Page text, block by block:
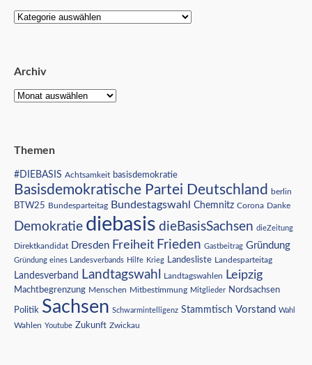
Archiv
Themen
#DIEBASIS Achtsamkeit basisdemokratie
Basisdemokratische Partei Deutschland berlin
BTW25 Bundesparteitag Bundestagswahl Chemnitz Corona Danke
Demokratie diebasis dieBasisSachsen dieZeitung
Direktkandidat Dresden Freiheit Frieden Gastbeitrag Gründung
Gründung eines Landesverbands Hilfe Krieg Landesliste Landesparteitag
Landesverband Landtagswahl Landtagswahlen Leipzig
Machtbegrenzung Menschen Mitbestimmung Mitglieder Nordsachsen
Politik Sachsen Schwarmintelligenz Stammtisch Vorstand Wahl
Wahlen Youtube Zukunft Zwickau